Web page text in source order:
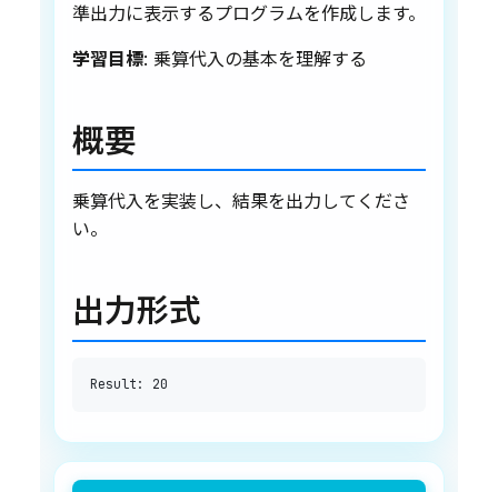
準出力に表示するプログラムを作成します。
学習目標: 乗算代入の基本を理解する
概要
乗算代入を実装し、結果を出力してくださ
い。
出力形式